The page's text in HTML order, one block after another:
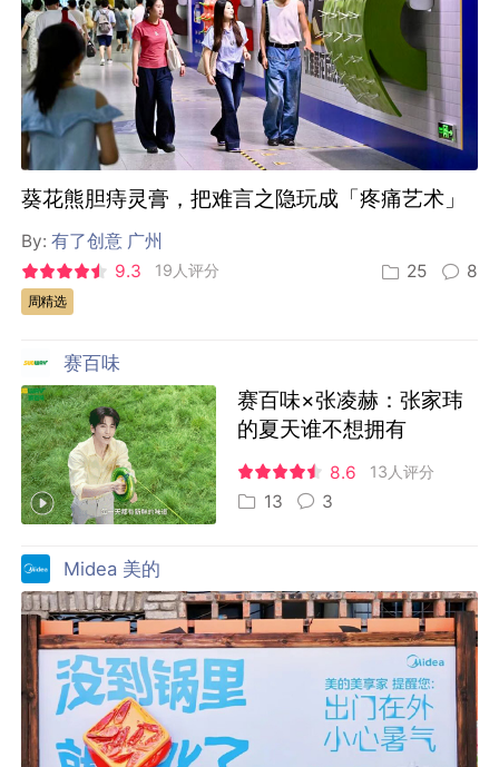
葵花熊胆痔灵膏，把难言之隐玩成「疼痛艺术」
By:有了创意 广州
9.3
19人评分 25 8
周精选
赛百味
赛百味×张凌赫：张家玮
的夏天谁不想拥有
8.6 13人评分
13 3
Midea 美的